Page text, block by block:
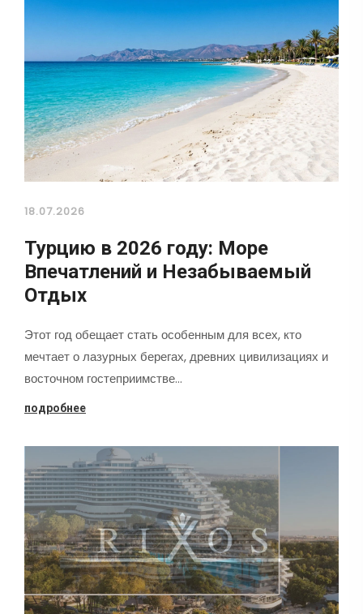
18.07.2026
Турцию в 2026 году: Море
Впечатлений и Незабываемый
Отдых
Этот год обещает стать особенным для всех, кто
мечтает о лазурных берегах, древних цивилизациях и
восточном гостеприимстве…
подробнее